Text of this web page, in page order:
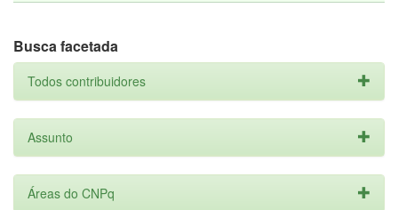
Busca facetada
Todos contribuidores
Assunto
Áreas do CNPq